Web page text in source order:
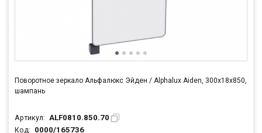
Поворотное зеркало Альфалюкс Эйден / Alphalux Aiden, 300х18х850,
шампань
Артикул: ALF0810.850.70
Код: 0000/165736